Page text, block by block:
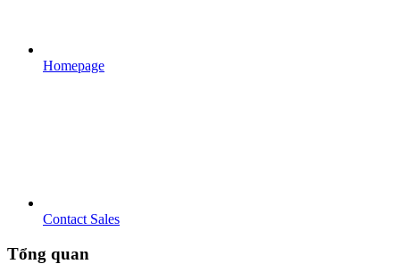
Homepage
Contact Sales
Tổng quan